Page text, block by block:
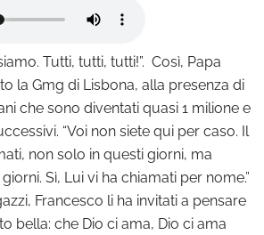
Tutti, tutti, tutti!”. Così, Papa
la Gmg di Lisbona, alla presenza di
che sono diventati quasi 1 milione e
“Voi non siete qui per caso. Il
non solo in questi giorni, ma
Sì, Lui vi ha chiamati per nome.”
Francesco li ha invitati a pensare
bella: che Dio ci ama, Dio ci ama